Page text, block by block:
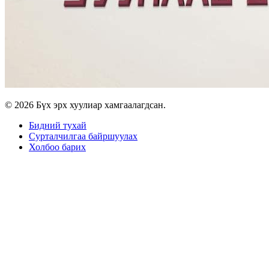
© 2026 Бүх эрх хуулиар хамгаалагдсан.
Бидний тухай
Сурталчилгаа байршуулах
Холбоо барих